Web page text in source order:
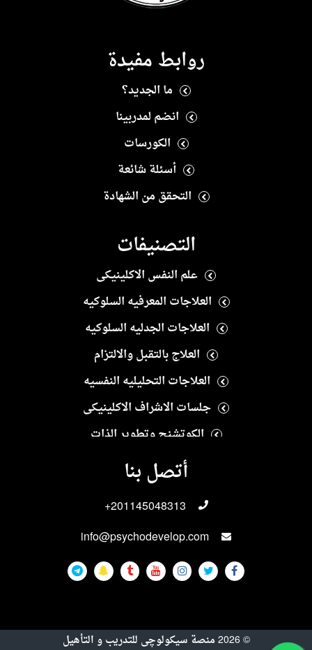
روابط مفيدة
ما الجديد؟
انضم لمدربينا
الكورسات
أسئلة شائعة
التحقق من الشهادة
التصنيفات
علم النفس الاكلينيكى
العلاجات المعرفيه السلوكيه
العلاجات الجدليه السلوكيه
العلاج بالتقبل والالتزام
العلاجات التحليليه النفسيه
جلسات الاشراف الاكلينيكى
الكوتشنج وتطوير الذات
العلاج النفسى الايجابى
العلاجات الانسانيه
العلاجات الاسريه والزوجيه
الاختبارات والمقاييس النفسيه
علاجات الادمان
أتصل بنا
+201145048313
info@psychodevelop.com
©
2026منصة سيكولوچى للتدريب و التأهيل